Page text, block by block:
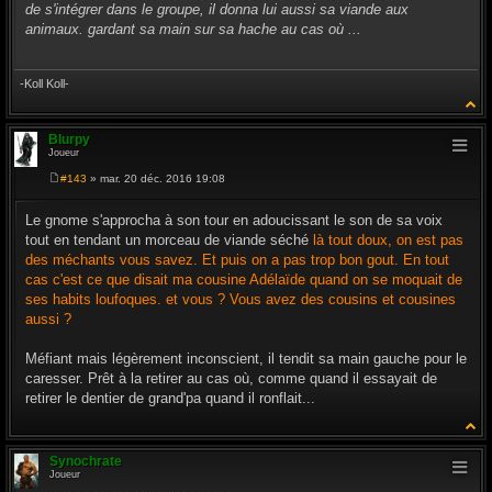
de s'intégrer dans le groupe, il donna lui aussi sa viande aux
animaux. gardant sa main sur sa hache au cas où ...
-Koll Koll-
Blurpy
Joueur
s
a
e
#143 » mar. 20 déc. 2016 19:08
Le gnome s'approcha à son tour en adoucissant le son de sa voix
tout en tendant un morceau de viande séché là tout doux, on est pas
des méchants vous savez. Et puis on a pas trop bon gout. En tout
cas c'est ce que disait ma cousine Adélaïde quand on se moquait de
ses habits loufoques. et vous ? Vous avez des cousins et cousines
aussi ?
Méfiant mais légèrement inconscient, il tendit sa main gauche pour le
caresser. Prêt à la retirer au cas où, comme quand il essayait de
retirer le dentier de grand'pa quand il ronflait...
Synochrate
Joueur